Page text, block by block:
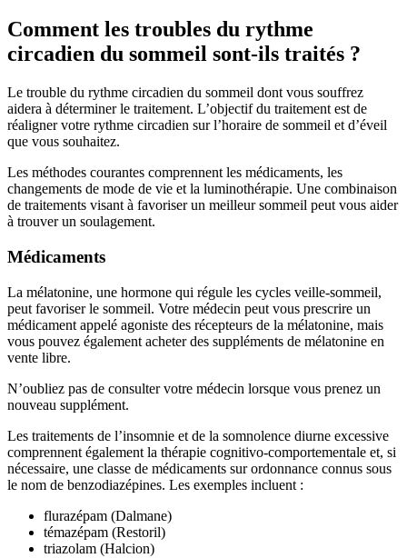
Comment les troubles du rythme
circadien du sommeil sont-ils traités ?
Le trouble du rythme circadien du sommeil dont vous souffrez
aidera à déterminer le traitement. L’objectif du traitement est de
réaligner votre rythme circadien sur l’horaire de sommeil et d’éveil
que vous souhaitez.
Les méthodes courantes comprennent les médicaments, les
changements de mode de vie et la luminothérapie. Une combinaison
de traitements visant à favoriser un meilleur sommeil peut vous aider
à trouver un soulagement.
Médicaments
La mélatonine, une hormone qui régule les cycles veille-sommeil,
peut favoriser le sommeil. Votre médecin peut vous prescrire un
médicament appelé agoniste des récepteurs de la mélatonine, mais
vous pouvez également acheter des suppléments de mélatonine en
vente libre.
N’oubliez pas de consulter votre médecin lorsque vous prenez un
nouveau supplément.
Les traitements de l’insomnie et de la somnolence diurne excessive
comprennent également la thérapie cognitivo-comportementale et, si
nécessaire, une classe de médicaments sur ordonnance connus sous
le nom de benzodiazépines. Les exemples incluent :
flurazépam (Dalmane)
témazépam (Restoril)
triazolam (Halcion)